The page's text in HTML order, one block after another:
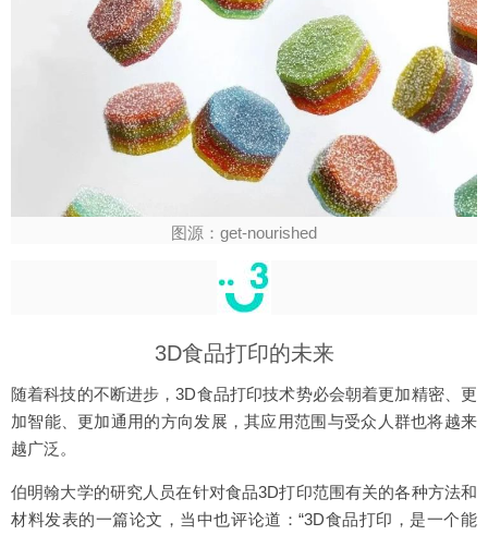
图源：get-nourished
3D食品打印的未来
随着科技的不断进步，3D食品打印技术势必会朝着更加精密、更
加智能、更加通用的方向发展，其应用范围与受众人群也将越来
越广泛。
伯明翰大学的研究人员在针对食品3D打印范围有关的各种方法和
材料发表的一篇论文，当中也评论道：“3D食品打印，是一个能